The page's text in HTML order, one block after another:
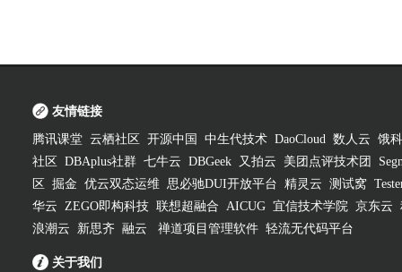
友情链接
腾讯课堂 云栖社区 开源中国 中生代技术 DaoCloud 数人云 饿
社区
DBAplus社群 七牛云 DBGeek 又拍云 美团点评技术团
区
掘金 优云双态运维 思必驰DUI开放平台 精灵云 测试窝
华云 ZEGO即构科技 联想超融合 AICUG 宜信技术学院 京东云
浪潮云
新思齐 融云 禅道项目管理软件 轻流无代码平台
关于我们